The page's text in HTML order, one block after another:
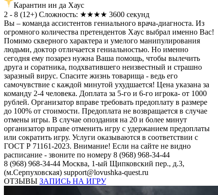
Карантин ин да Хаус
2 - 8 (12+) Сложность: ★★★★ 3600 секунд
Вы – команда ассистентов гениального врача-диагноста. Из
огромного количества претендентов Хаус выбрал именно Вас!
Помимо скверного характера и умелого манипулирования
людьми, доктор отличается гениальностью. Но именно
сегодня ему позарез нужна Ваша помощь, чтобы вылечить
друга и соратника, подхватившего неизвестный и страшно
заразный вирус. Спасите жизнь товарища - ведь его
самочувствие с каждой минутой ухудшается! Цена указана за
команду 2-4 человека. Доплата за 5-го и 6-го игрока- от 1000
рублей. Организатор вправе требовать предоплату в размере
до 100% от стоимости. Предоплата не возвращается в случае
отмены игры. В случае опоздания на 20 и более минут
организатор вправе отменить игру с удержанием предоплаты
или сократить игру. Услуги оказываются в соответствии с
ГОСТ Р 71161-2023. Внимание! Если на сайте не видно
расписание - звоните по номеру 8 (968) 968-34-44
8 (968) 968-34-44 Москва, 1-ый Щипковский пер., д.3,
(м.Серпуховская) support@lovushka-quest.ru
ОТЗЫВЫ ЗАПИСЬ НА ИГРУ